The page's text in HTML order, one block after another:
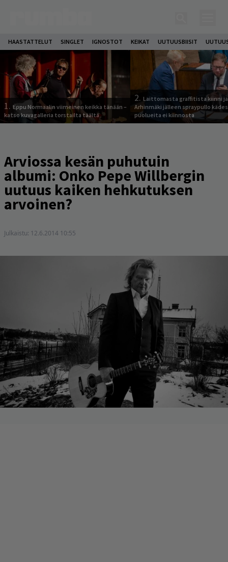
HAASTATTELUT SINGLET IGNOSTOT KEIKAT UUTUUSBIISIT
1. Eppu Normaalin viimeinen keikka tänään –
katso kuvagalleria torstailta täältä
2. Laittomasta graffitista kiinni
Arhinmäki jälleen spraypullo
puolueita ei kiinnosta
Arviossa kesän puhutuin
albumi: Onko Pepe Willbergin
uutuus kaiken hehkutuksen
arvoinen?
Julkaistu: 12.6.2014 10:55